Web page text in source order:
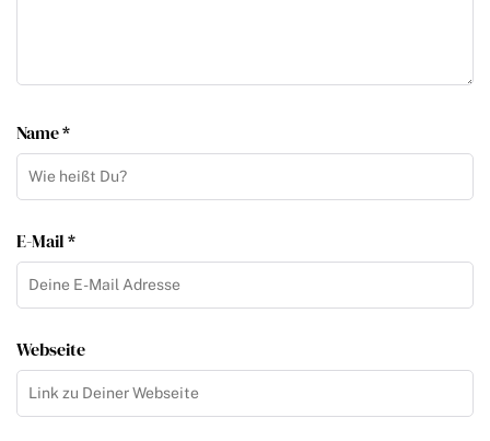
Name *
E-Mail *
Webseite